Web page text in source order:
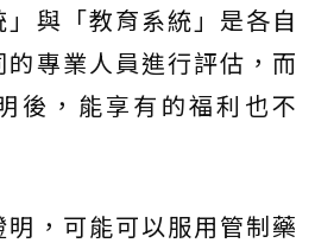
與「教育系統」是各自
專業人員進行評估，而
後，能享有的福利也不
，可能可以服用管制藥